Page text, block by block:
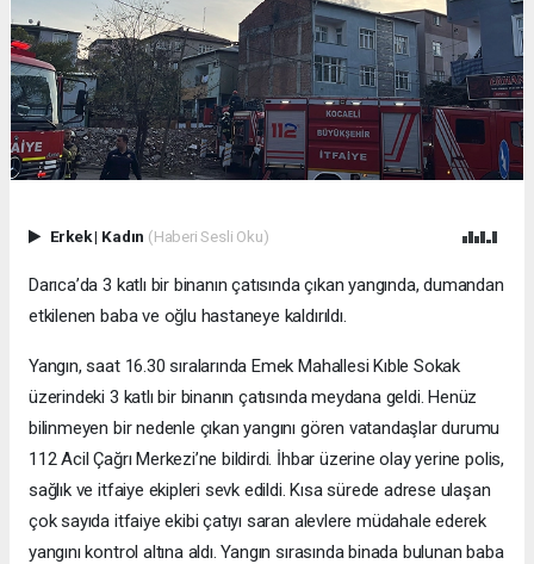
Erkek| Kadın (Haberi Sesli Oku)
Darıca’da 3 katlı bir binanın çatısında çıkan yangında, dumandan
etkilenen baba ve oğlu hastaneye kaldırıldı.
Yangın, saat 16.30 sıralarında Emek Mahallesi Kıble Sokak
üzerindeki 3 katlı bir binanın çatısında meydana geldi. Henüz
bilinmeyen bir nedenle çıkan yangını gören vatandaşlar durumu
112 Acil Çağrı Merkezi’ne bildirdi. İhbar üzerine olay yerine polis,
sağlık ve itfaiye ekipleri sevk edildi. Kısa sürede adrese ulaşan
çok sayıda itfaiye ekibi çatıyı saran alevlere müdahale ederek
yangını kontrol altına aldı. Yangın sırasında binada bulunan baba